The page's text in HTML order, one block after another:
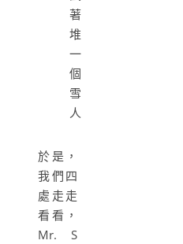
著
堆
一
個
雪
人
於是，
我們四
處走走
看看，
Mr. S